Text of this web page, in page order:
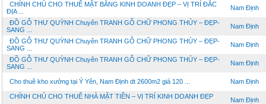
CHÍNH CHỦ CHO THUÊ MẶT BẰNG KINH DOANH ĐẸP – VỊ TRÍ ĐẮC
ĐỊA ...
Nam Định
ĐỒ GỖ THƯ QUỲNH Chuyên TRANH GỖ CHỮ PHONG THỦY – ĐẸP-
SANG ...
Nam Định
ĐỒ GỖ THƯ QUỲNH Chuyên TRANH GỖ CHỮ PHONG THỦY – ĐẸP-
SANG ...
Nam Định
ĐỒ GỖ THƯ QUỲNH Chuyên TRANH GỖ CHỮ PHONG THỦY – ĐẸP-
SANG ...
Nam Định
Cho thuê kho xưởng tại Ý Yên, Nam Định dt 2600m2 giá 120 ... Nam Định
CHÍNH CHỦ CHO THUÊ NHÀ MẶT TIỀN – VỊ TRÍ KINH DOANH ĐẸP
Nam Định